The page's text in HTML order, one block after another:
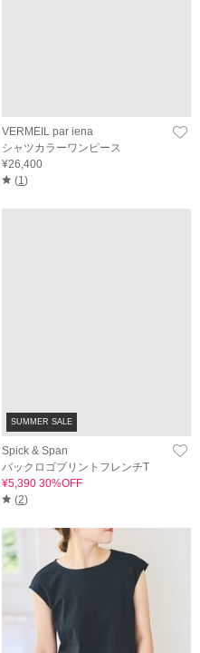
VERMEIL par iena
シャツカラーワンピース
¥26,400
(1 )
SUMMER SALE
Spick & Span
バックロゴプリントフレンチT
¥5,390 30%OFF
(2)